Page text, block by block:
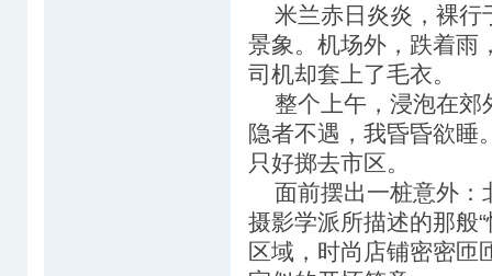
米兰赤日炎炎，裸行
景象。机场外，跌着雨
司机却套上了毛衣。
整个上午，浸泡在郊
隐者不遇，我昏昏欲睡
只好掷去市区。
面前摆出一桩意外：
摄影学派所描述的那
区域，时尚店铺密密匝